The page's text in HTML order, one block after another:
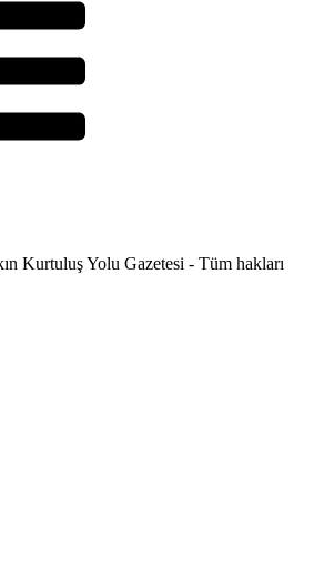
Kurtuluş Yolu Gazetesi - Tüm hakları